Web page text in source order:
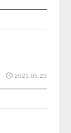
2023.05.23